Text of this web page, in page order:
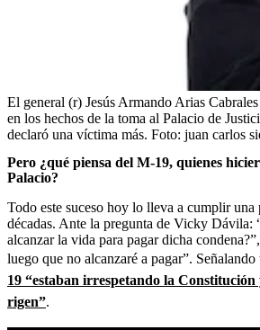
El general (r) Jesús Armando Arias
en los hechos de la toma al Palacio de
declaró una víctima más. Foto: juan carlos
Pero ¿qué piensa del M-19, quienes
Palacio?
Todo este suceso hoy lo lleva a cumplir una
décadas. Ante la pregunta de Vicky Dávila:
alcanzar la vida para pagar dicha
luego que no alcanzaré a pagar”.
19 “estaban irrespetando la Constitución
rigen”.